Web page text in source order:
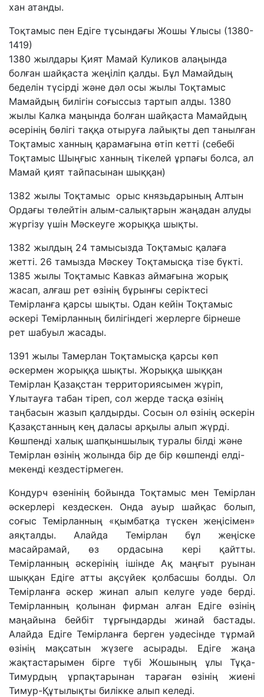
хан атанды.
Тоқтамыс пен Едіге тұсындағы Жошы Ұлысы (1380-
1419)
1380 жылдары Қият Мамай Куликов алаңында
болған шайқаста жеңіліп қалды. Бұл Мамайдың
беделін түсірді және дәл осы жылы Тоқтамыс
Мамайдың билігін соғыссыз тартып алды. 1380
жылы Калка маңында болған шайқаста Мамайдың
әсерінің бөлігі таққа отыруға лайықты деп танылған
Тоқтамыс ханның қарамағына өтіп кетті (себебі
Тоқтамыс Шыңғыс ханның тікелей ұрпағы болса, ал
Мамай қият тайпасынан шыққан)
1382 жылы Тоқтамыс орыс князьдарының Алтын
Ордағы төлейтін алым-салықтарын жаңадан алуды
жүргізу үшін Мәскеуге жорыққа шықты.
1382 жылдың 24 тамысызда Тоқтамыс қалаға
жетті. 26 тамызда Мәскеу Тоқтамысқа тізе бүкті.
1385 жылы Тоқтамыс Кавказ аймағына жорық
жасап, алғаш рет өзінің бұрынғы серіктесі
Темірланға қарсы шықты. Одан кейін Тоқтамыс
әскері Темірланның билігіндегі жерлерге бірнеше
рет шабуыл жасады.
1391 жылы Тамерлан Тоқтамысқа қарсы көп
әскермен жорыққа шықты. Жорыққа шыққан
Темірлан Қазақстан территориясымен жүріп,
Ұлытауға табан тіреп, сол жерде тасқа өзінің
таңбасын жазып қалдырды. Сосын ол өзінің әскерін
Қазақстанның кең даласы арқылы алып жүрді.
Көшпенді халық шапқыншылық туралы білді және
Темірлан өзінің жолында бір де бір көшпенді елді-
мекенді кездестірмеген.
Кондурч өзенінің бойында Тоқтамыс мен Темірлан
әскерлері кездескен. Онда ауыр шайқас болып,
соғыс Темірланның «қымбатқа түскен жеңісімен»
аяқталды. Алайда Темірлан бұл жеңіске
масайрамай, өз ордасына кері қайтты.
Темірланның әскерінің ішінде Ақ маңғыт руынан
шыққан Едіге атты ақсүйек қолбасшы болды. Ол
Темірланға әскер жинап алып келуге уәде берді.
Темірланның қолынан фирман алған Едіге өзінің
маңайына бейбіт тұрғындарды жинай бастады.
Алайда Едіге Темірланға берген уәдесінде тұрмай
өзінің мақсатын жүзеге асырады. Едіге жаңа
жақтастарымен бірге түбі Жошының ұлы Тұқа-
Тимурдың ұрпақтарынан тараған өзінің жиені
Тимур-Құтылықты билікке алып келеді.